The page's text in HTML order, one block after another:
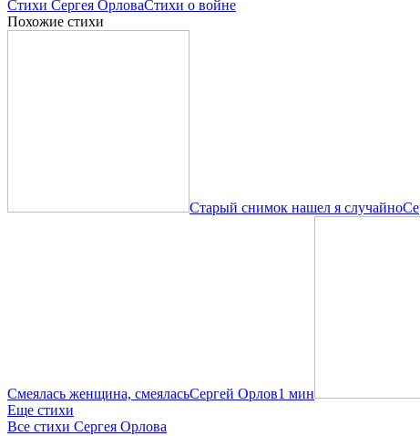
Стихи Сергея ОрловаСтихи о войне
Похожие стихи
Старый снимок нашел я случайно
Смеялась женщина, смеяласьСергей Орлов1 мин
Еще стихи
Все стихи Сергея Орлова